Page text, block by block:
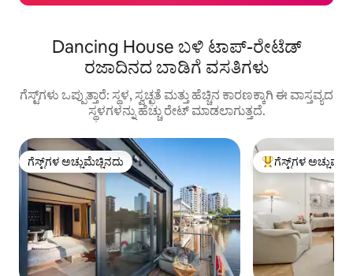
Dancing House ಬಳಿ ಟಾಪ್-ರೇಟೆಡ್
ರಜಾದಿನದ ಬಾಡಿಗೆ ವಸತಿಗಳು
ಗೆಸ್ಟ್‌ಗಳು ಒಪ್ಪುತ್ತಾರೆ: ಸ್ಥಳ, ಸ್ವಚ್ಛತೆ ಮತ್ತು ಹೆಚ್ಚಿನ ಕಾರಣಕ್ಕಾಗಿ ಈ ವಾಸ್ತವ್ಯದ
ಸ್ಥಳಗಳನ್ನು ಹೆಚ್ಚು ರೇಟ್ ಮಾಡಲಾಗುತ್ತದೆ.
ಗೆಸ್ಟ್‌ಗಳ ಅಚ್ಚುಮೆಚ್ಚಿನದು
ಗೆಸ್ಟ್‌ಗಳ ಅಚ್ಚುಮೆಚ್ಚಿನದು ಗೆಸ್ಟ್‌ಗಳಿಗೆ ಅತಿ ಹೆಚ್ಚು
ಗೆಸ್ಟ್‌ಗಳ